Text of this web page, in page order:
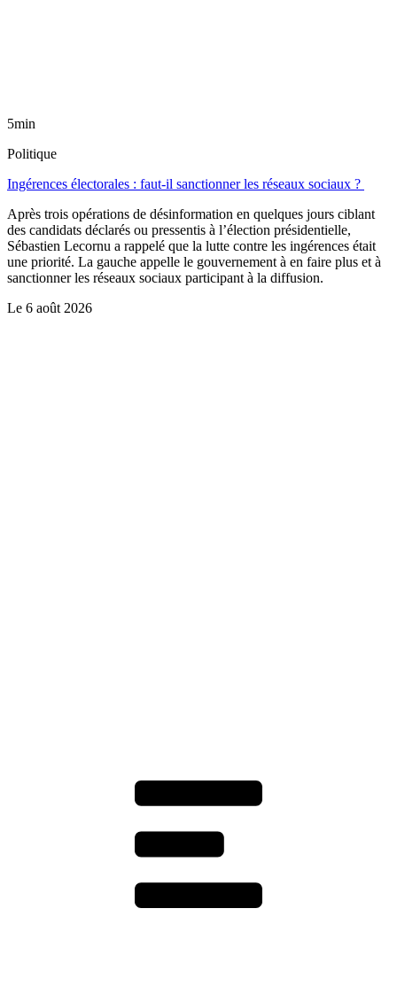
5min
Politique
Ingérences électorales : faut-il sanctionner les réseaux sociaux ?
Après trois opérations de désinformation en quelques jours ciblant
des candidats déclarés ou pressentis à l’élection présidentielle,
Sébastien Lecornu a rappelé que la lutte contre les ingérences était
une priorité. La gauche appelle le gouvernement à en faire plus et à
sanctionner les réseaux sociaux participant à la diffusion.
Le 6 août 2026